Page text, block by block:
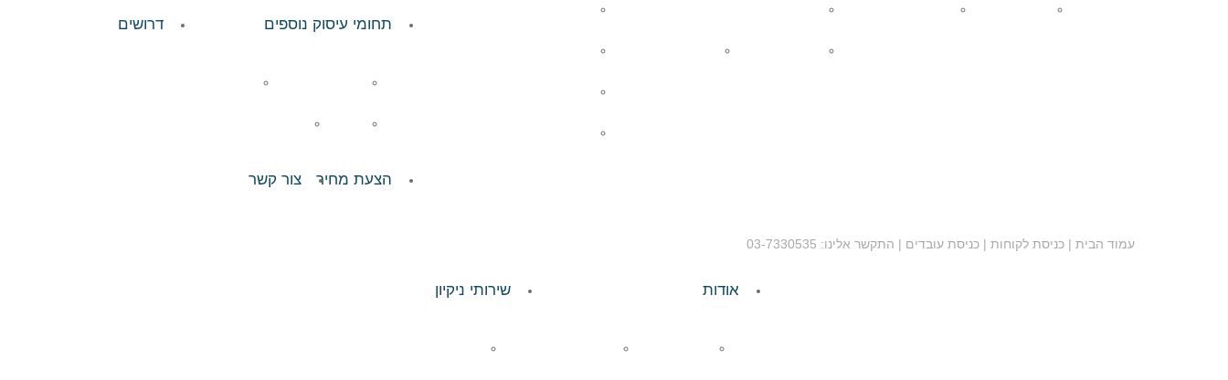
מכתבי לקוחות
ניקיון בתי חולים
תחומי עיסוק נוספים
הדברה ותברואה
הסעדה
דרושים
הצעת מחיר צור קשר
עמוד הבית | כניסת לקוחות | כניסת עובדים | התקשר אלינו: 03-7330535
אודות
חברי ההנהלה
שירותי ניקיון